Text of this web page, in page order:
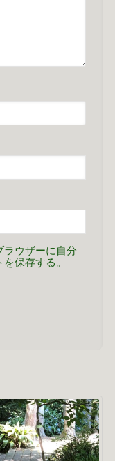
ラウザーに自分
保存する。